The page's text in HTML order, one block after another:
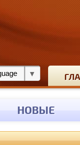
НОВЫЕ